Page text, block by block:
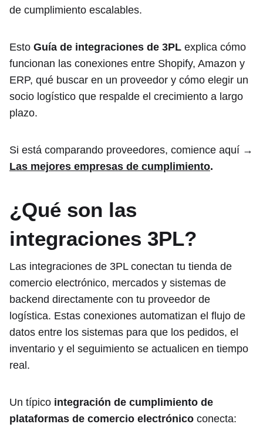
de cumplimiento escalables.
Esto Guía de integraciones de 3PL explica cómo
funcionan las conexiones entre Shopify, Amazon y
ERP, qué buscar en un proveedor y cómo elegir un
socio logístico que respalde el crecimiento a largo
plazo.
Si está comparando proveedores, comience aquí →
Las mejores empresas de cumplimiento.
¿Qué son las
integraciones 3PL?
Las integraciones de 3PL conectan tu tienda de
comercio electrónico, mercados y sistemas de
backend directamente con tu proveedor de
logística. Estas conexiones automatizan el flujo de
datos entre los sistemas para que los pedidos, el
inventario y el seguimiento se actualicen en tiempo
real.
Un típico integración de cumplimiento de
plataformas de comercio electrónico conecta: